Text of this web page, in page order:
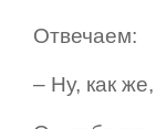
Отвечаем:
– Ну, как